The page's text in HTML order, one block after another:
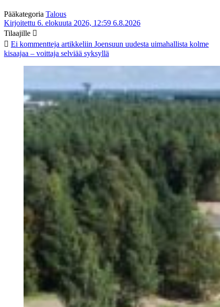
Pääkategoria Talous
Kirjoitettu 6. elokuuta 2026, 12:59 6.8.2026
Tilaajille
Ei kommentteja artikkeliin Joensuun uudesta uimahallista kolme
kisaajaa – voittaja selviää syksyllä